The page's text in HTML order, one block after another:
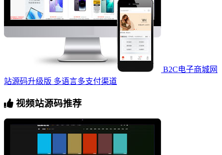
B2C电子商城网
站源码升级版 多语言多支付渠道
视频站源码推荐